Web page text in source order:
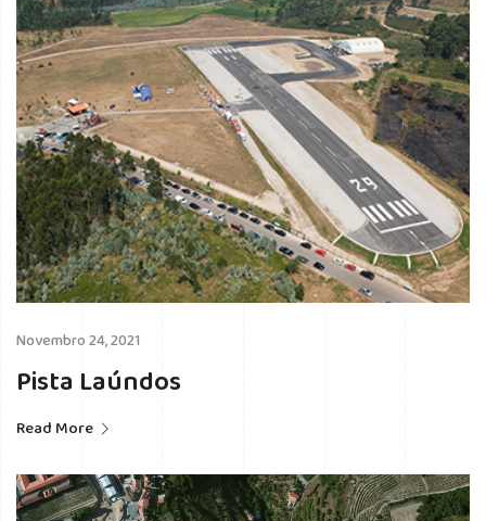
Novembro 24, 2021
Pista Laúndos
Read More